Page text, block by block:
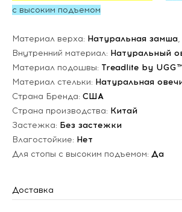
с высоким подъемом
Материал верха: Натуральная замша,
Внутренний материал: Натуральный
Материал подошвы: Treadlite by
Материал стельки: Натуральная
Страна Бренда: США
Страна производства: Китай
Застежка: Без застежки
Влагостойкие: Нет
Для стопы с высоким подъемом: Да
Доставка